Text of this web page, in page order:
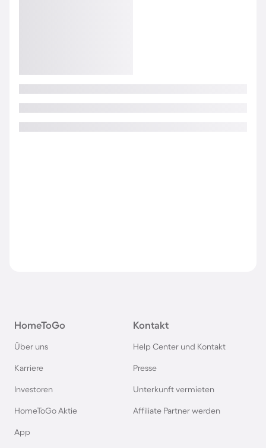
HomeToGo
Über uns
Karriere
Investoren
HomeToGo Aktie
App
Kontakt
Help Center und Kontakt
Presse
Unterkunft vermieten
Affiliate Partner werden